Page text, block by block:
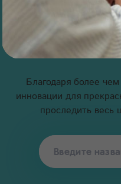
Благодаря более
инновации для
проследить весь